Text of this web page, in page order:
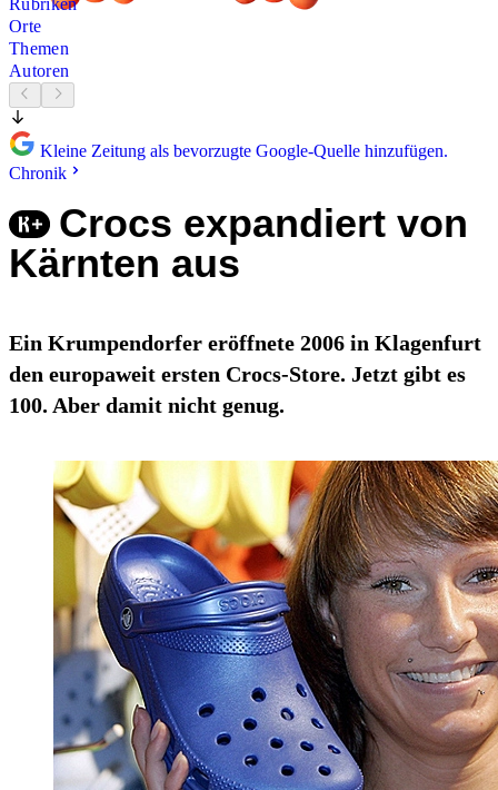
Rubriken
Orte
Themen
Autoren
Kleine Zeitung als bevorzugte Google-Quelle hinzufügen.
Chronik
Crocs expandiert von
Kärnten aus
Ein Krumpendorfer eröffnete 2006 in Klagenfurt
den europaweit ersten Crocs-Store. Jetzt gibt es
100. Aber damit nicht genug.